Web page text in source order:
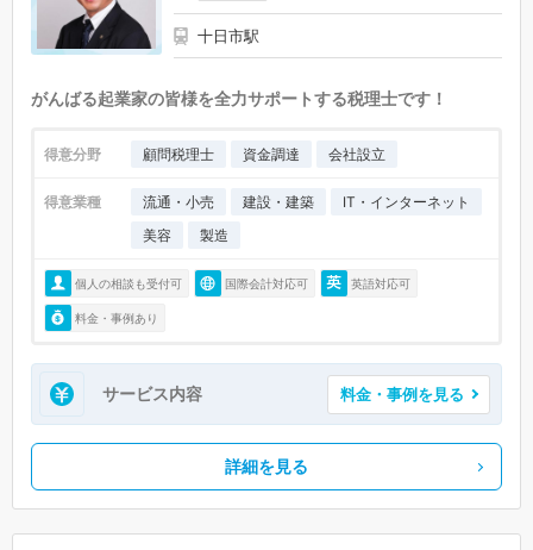
十日市駅
がんばる起業家の皆様を全力サポートする税理士です！
得意分野 顧問税理士 資金調達 会社設立
得意業種 流通・小売 建設・建築
IT・インターネット
美容
製造
個人の相談も受付可 国際会計対応可 英語対応可
料金・事例あり
サービス内容 料金・事例を見る
詳細を見る